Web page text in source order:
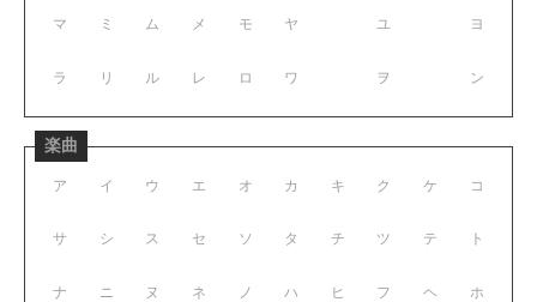
マ ミ ム メ モ
ラ リ ル レ ロ
ヤ ユ ヨ
ワ ヲ ン
楽曲
ア イ ウ エ オ
サ シ ス セ ソ
ナ ニ ヌ ネ ノ
カ キ ク ケ コ
タ チ ツ テ ト
ハ ヒ フ ヘ ホ